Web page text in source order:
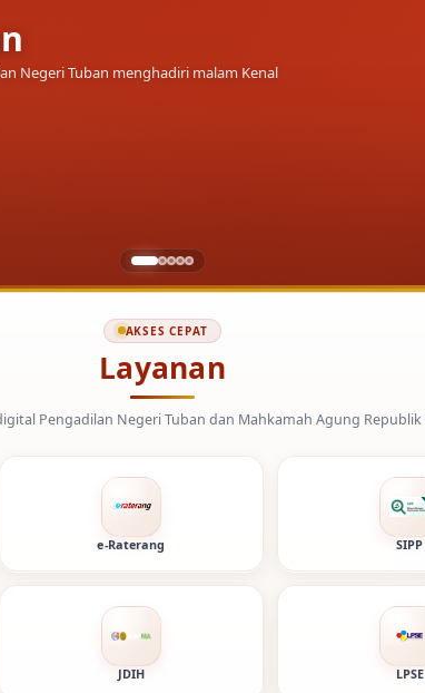
persidangan
Surabaya
Panitera Pengganti, bersama
AKSES CEPAT
Layanan
Tuban dan Mahkamah Agung Republik Indonesia.
e-Raterang SIPP
JDIH LPSE